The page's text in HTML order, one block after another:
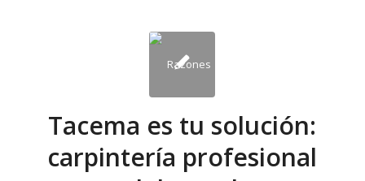
Tacema es tu solución:
carpintería profesional